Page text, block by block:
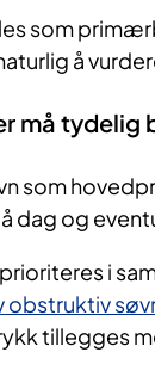
som
å
må tydelig
som
dag og
i
obstruktiv
tillegges